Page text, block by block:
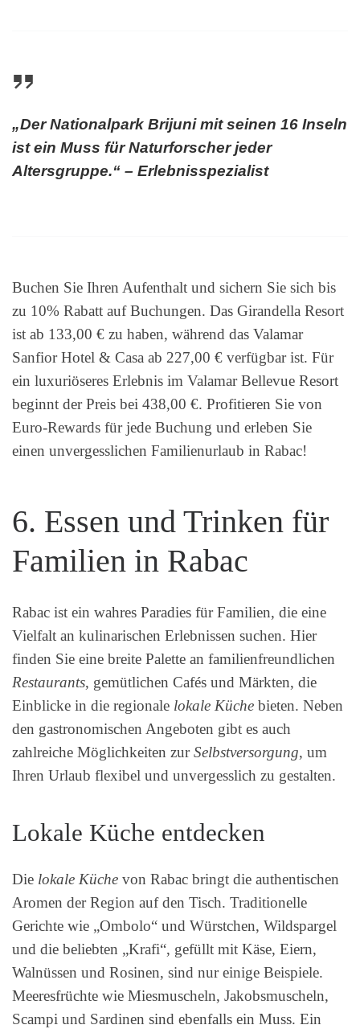
„Der Nationalpark Brijuni mit seinen 16 Inseln
ist ein Muss für Naturforscher jeder
Altersgruppe.“ – Erlebnisspezialist
Buchen Sie Ihren Aufenthalt und sichern Sie sich bis
zu 10% Rabatt auf Buchungen. Das Girandella Resort
ist ab 133,00 € zu haben, während das Valamar
Sanfior Hotel & Casa ab 227,00 € verfügbar ist. Für
ein luxuriöseres Erlebnis im Valamar Bellevue Resort
beginnt der Preis bei 438,00 €. Profitieren Sie von
Euro-Rewards für jede Buchung und erleben Sie
einen unvergesslichen Familienurlaub in Rabac!
6. Essen und Trinken für
Familien in Rabac
Rabac ist ein wahres Paradies für Familien, die eine
Vielfalt an kulinarischen Erlebnissen suchen. Hier
finden Sie eine breite Palette an familienfreundlichen
Restaurants, gemütlichen Cafés und Märkten, die
Einblicke in die regionale lokale Küche bieten. Neben
den gastronomischen Angeboten gibt es auch
zahlreiche Möglichkeiten zurSelbstversorgung, um
Ihren Urlaub flexibel und unvergesslich zu gestalten.
Lokale Küche entdecken
Die lokale Küche von Rabac bringt die authentischen
Aromen der Region auf den Tisch. Traditionelle
Gerichte wie „Ombolo“ und Würstchen, Wildspargel
und die beliebten „Krafi“, gefüllt mit Käse, Eiern,
Walnüssen und Rosinen, sind nur einige Beispiele.
Meeresfrüchte wie Miesmuscheln, Jakobsmuscheln,
Scampi und Sardinen sind ebenfalls ein Muss. Ein